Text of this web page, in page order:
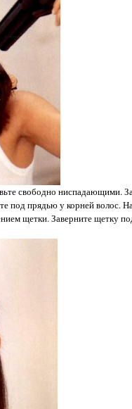
свободно ниспадающими.
под прядью у корней волос.
щетки. Заверните щетку